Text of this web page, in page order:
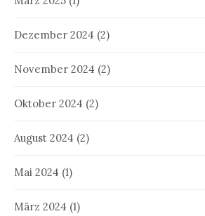
Dezember 2024 (2)
November 2024 (2)
Oktober 2024 (2)
August 2024 (2)
Mai 2024 (1)
März 2024 (1)